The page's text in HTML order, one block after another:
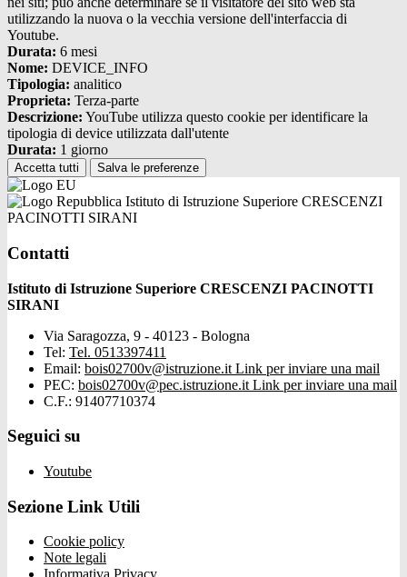
utilizzando la nuova o la vecchia versione dell'interfaccia di
Youtube.
Durata: 6 mesi
Nome: DEVICE_INFO
Tipologia: analitico
Proprieta: Terza-parte
Descrizione: YouTube utilizza questo cookie per identificare la
tipologia di device utilizzata dall'utente
Durata: 1 giorno
Accetta tutti Salva le preferenze
Istituto di Istruzione Superiore CRESCENZI
PACINOTTI SIRANI
Contatti
Istituto di Istruzione Superiore CRESCENZI PACINOTTI
SIRANI
Via Saragozza, 9 - 40123 - Bologna
Tel: Tel. 0513397411
Email: bois02700v@istruzione.it Link per inviare una mail
PEC: bois02700v@pec.istruzione.it Link per inviare una mail
C.F.: 91407710374
Seguici su
Youtube
Sezione Link Utili
Cookie policy
Note legali